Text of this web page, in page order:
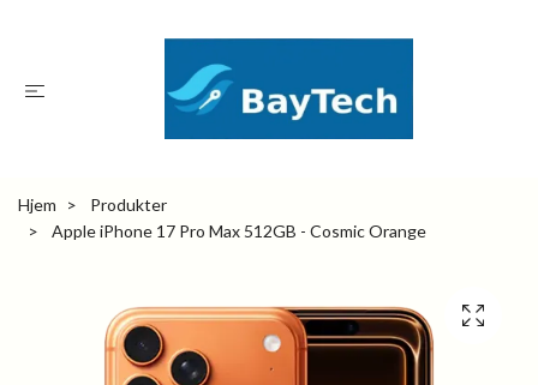
Hjem
Produkter
Apple iPhone 17 Pro Max 512GB - Cosmic Orange